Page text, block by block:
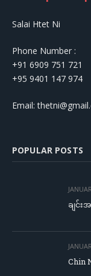
Salai Htet Ni
Phone Number :
+91 6909 751 721
+95 9401 147 974
Email:
POPULAR POSTS
ချင်း
Chin